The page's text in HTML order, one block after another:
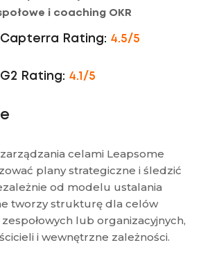
i coaching OKR
Rating: 4.5/5
Rating: 4.1/5
celami Leapsome
plany strategiczne i śledzić
od modelu ustalania
tworzy strukturę dla celów
lub organizacyjnych,
i wewnętrzne zależności.